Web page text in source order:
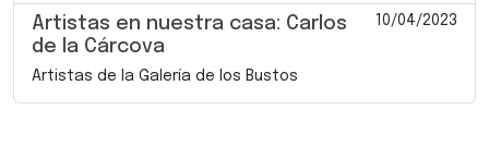
Artistas en nuestra casa: Carlos
de la Cárcova
10/04/2023
Artistas de la Galería de los Bustos